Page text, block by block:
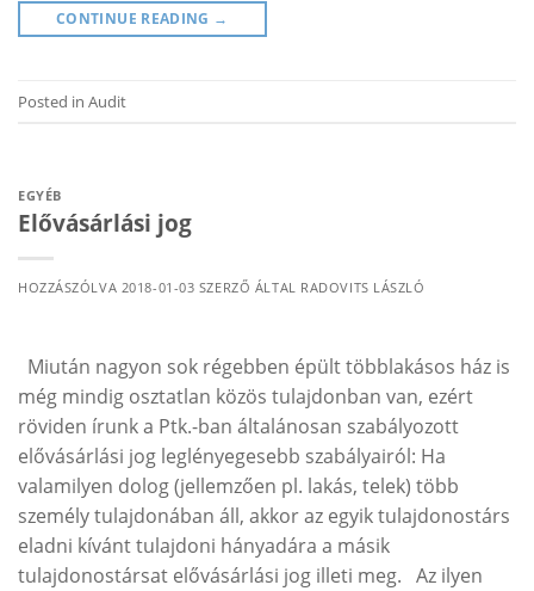
CONTINUE READING →
Posted in Audit
EGYÉB
Elővásárlási jog
HOZZÁSZÓLVA 2018-01-03 SZERZŐ ÁLTAL RADOVITS LÁSZLÓ
Miután nagyon sok régebben épült többlakásos ház is
még mindig osztatlan közös tulajdonban van, ezért
röviden írunk a Ptk.-ban általánosan szabályozott
elővásárlási jog leglényegesebb szabályairól: Ha
valamilyen dolog (jellemzően pl. lakás, telek) több
személy tulajdonában áll, akkor az egyik tulajdonostárs
eladni kívánt tulajdoni hányadára a másik
tulajdonostársat elővásárlási jog illeti meg. Az ilyen